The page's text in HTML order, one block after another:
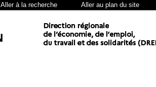
Aller à la recherche Aller au plan du site